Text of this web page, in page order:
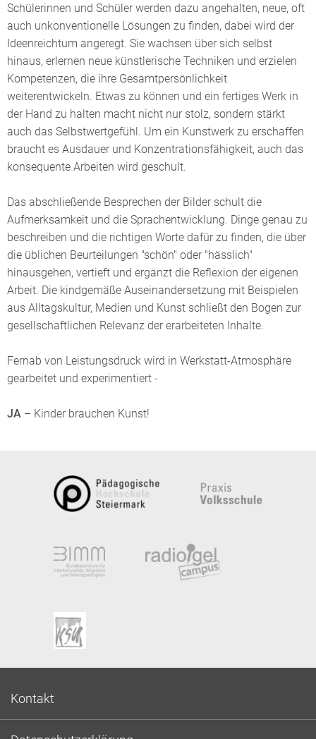
Schülerinnen und Schüler werden dazu angehalten, neue, oft
auch unkonventionelle Lösungen zu finden, dabei wird der
Ideenreichtum angeregt. Sie wachsen über sich selbst
hinaus, erlernen neue künstlerische Techniken und erzielen
Kompetenzen, die ihre Gesamtpersönlichkeit
weiterentwickeln. Etwas zu können und ein fertiges Werk in
der Hand zu halten macht nicht nur stolz, sondern stärkt
auch das Selbstwertgefühl. Um ein Kunstwerk zu erschaffen
braucht es Ausdauer und Konzentrationsfähigkeit, auch das
konsequente Arbeiten wird geschult.
Das abschließende Besprechen der Bilder schult die
Aufmerksamkeit und die Sprachentwicklung. Dinge genau zu
beschreiben und die richtigen Worte dafür zu finden, die über
die üblichen Beurteilungen "schön" oder "hässlich"
hinausgehen, vertieft und ergänzt die Reflexion der eigenen
Arbeit. Die kindgemäße Auseinandersetzung mit Beispielen
aus Alltagskultur, Medien und Kunst schließt den Bogen zur
gesellschaftlichen Relevanz der erarbeiteten Inhalte.
Fernab von Leistungsdruck wird in Werkstatt-Atmosphäre
gearbeitet und experimentiert -
JA – Kinder brauchen Kunst!
Kontakt